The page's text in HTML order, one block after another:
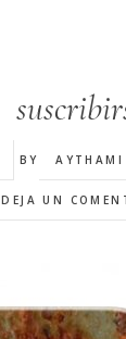
BY AYTHAMI
DEJA UN